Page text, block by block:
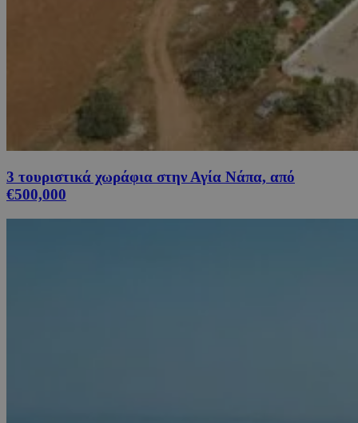
3 τουριστικά χωράφια στην Αγία Νάπα, από
€500,000